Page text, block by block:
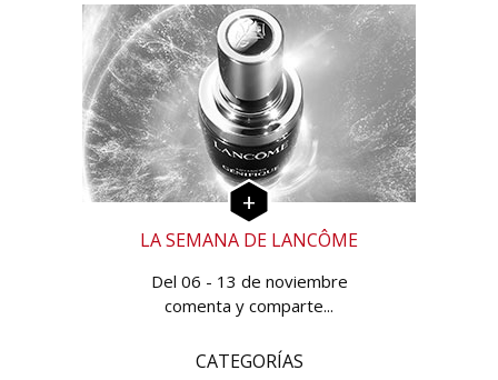
LA SEMANA DE LANCÔME
Del 06 - 13 de noviembre
comenta y comparte...
CATEGORÍAS